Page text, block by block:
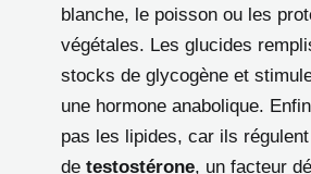
blanche, le poisson ou les
végétales. Les glucides
stocks de glycogène et
une hormone anabolique.
pas les lipides, car ils
de testostérone, un facteur